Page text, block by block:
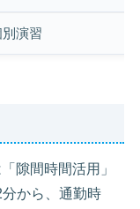
演習
隙間時間活用」
から、通勤時